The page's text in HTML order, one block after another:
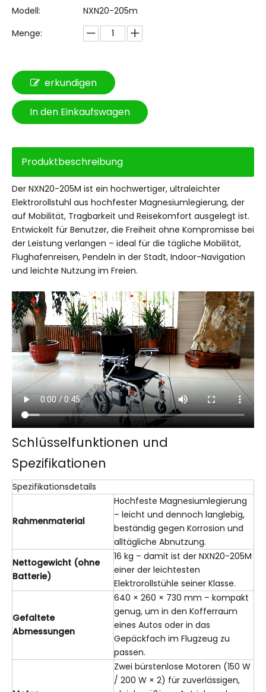
Modell:
NXN20-205m
Menge:
erkundigen
In den Einkaufswagen
Produktbeschreibung
Der NXN20-205M ist ein hochwertiger, ultraleichter
Elektrorollstuhl aus hochfester Magnesiumlegierung, der
auf Mobilität, Tragbarkeit und Reisekomfort ausgelegt ist.
Entwickelt für Benutzer, die Freiheit ohne Kompromisse bei
der Leistung verlangen – ideal für die tägliche Mobilität,
Flughafenreisen, Pendeln in der Stadt, Indoor-Navigation
und leichte Nutzung im Freien.
Schlüsselfunktionen und
Spezifikationen
Spezifikationsdetails
Rahmenmaterial
Hochfeste Magnesiumlegierung
– leicht und dennoch langlebig,
beständig gegen Korrosion und
alltägliche Abnutzung.
Nettogewicht (ohne
Batterie)
16 kg – damit ist der NXN20-205M
einer der leichtesten
Elektrorollstühle seiner Klasse.
Gefaltete
Abmessungen
640 × 260 × 730 mm – kompakt
genug, um in den Kofferraum
eines Autos oder in das
Gepäckfach im Flugzeug zu
passen.
Zwei bürstenlose Motoren (150 W
/ 200 W × 2) für zuverlässigen,